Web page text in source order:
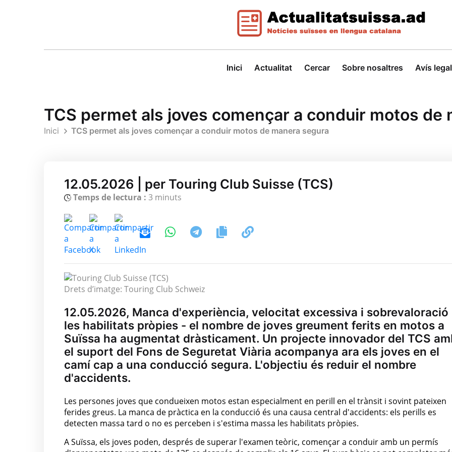
Inici Actualitat Cercar Sobre nosaltres Avís legal
TCS permet als joves començar a conduir motos de
Inici TCS permet als joves començar a conduir motos de manera segura
12.05.2026 | per Touring Club Suisse (TCS)
Temps de lectura : 3 minuts
Drets d’imatge: Touring Club Schweiz
12.05.2026, Manca d'experiència, velocitat excessiva i sobrevaloració
les habilitats pròpies - el nombre de joves greument ferits en motos a
Suïssa ha augmentat dràsticament. Un projecte innovador del TCS
el suport del Fons de Seguretat Viària acompanya ara els joves en el
camí cap a una conducció segura. L'objectiu és reduir el nombre
d'accidents.
Les persones joves que condueixen motos estan especialment en perill en el trànsit i sovint pateixen
ferides greus. La manca de pràctica en la conducció és una causa central d'accidents: els perills es
detecten massa tard o no es perceben i s'estima massa les habilitats pròpies.
A Suïssa, els joves poden, després de superar l'examen teòric, començar a conduir amb un permís